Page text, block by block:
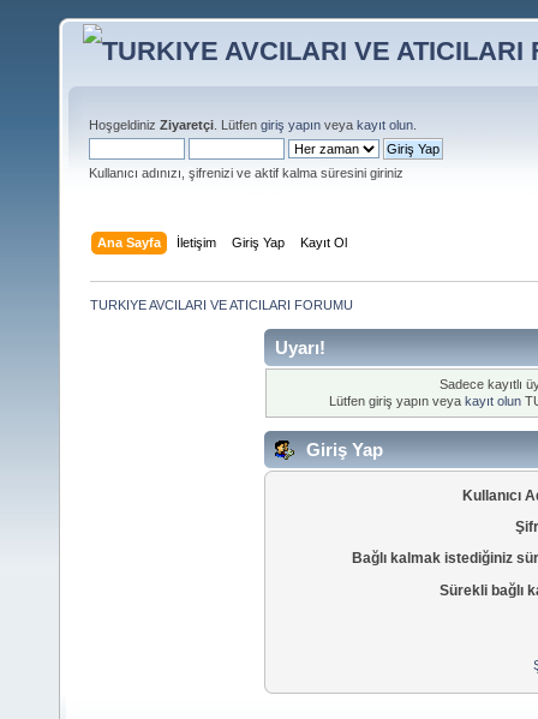
Hoşgeldiniz Ziyaretçi . Lütfen giriş yapın veya kayıt olun
Kullanıcı adınızı, şifrenizi ve aktif kalma süresini giriniz
Ana Sayfa İletişim Giriş Yap Kayıt Ol
TURKIYE AVCILARI VE ATICILARI FORUMU
Uyarı!
Sadece kayıtlı
Lütfen giriş yapın veya kayıt olun
Giriş Yap
Kullanıcı
Bağlı kalmak istediğiniz
Sürekli bağlı